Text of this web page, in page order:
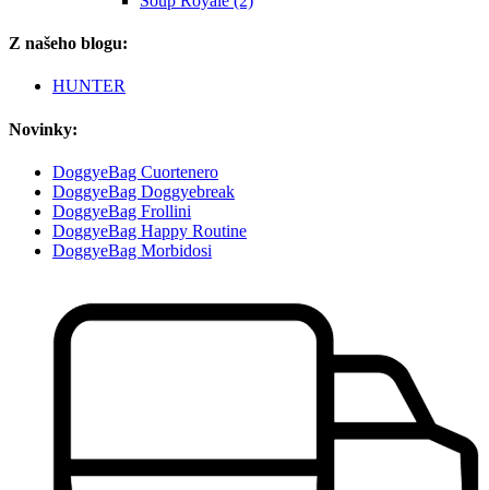
Z našeho blogu:
HUNTER
Novinky:
DoggyeBag Cuortenero
DoggyeBag Doggyebreak
DoggyeBag Frollini
DoggyeBag Happy Routine
DoggyeBag Morbidosi